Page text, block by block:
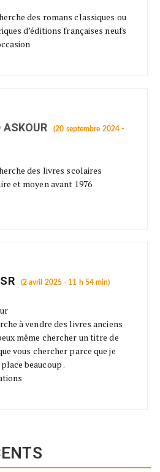
des romans classiques ou
d’éditions françaises neufs
ASKOUR (20 septembre 2024 -
des livres scolaires
et moyen avant 1976
(2 avril 2025 - 11 h 54 min)
à vendre des livres anciens
même chercher un titre de
vous chercher parce que je
beaucoup .